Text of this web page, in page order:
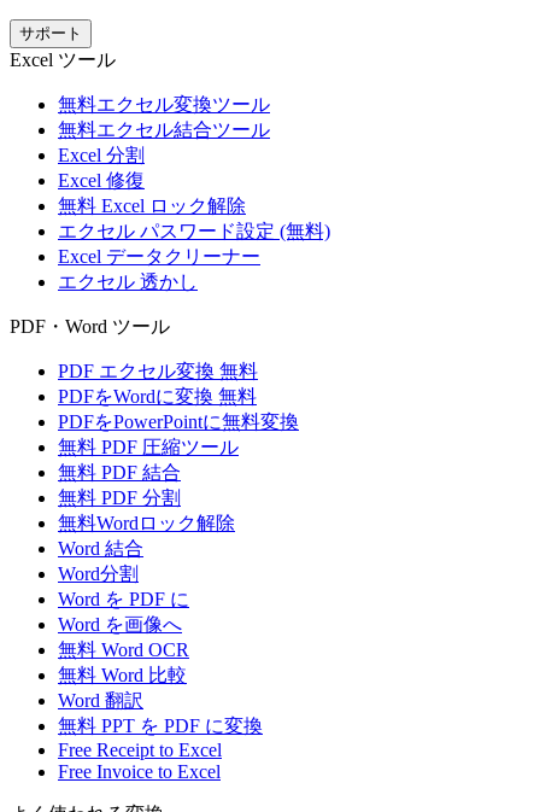
サポート
Excel ツール
無料エクセル変換ツール
無料エクセル結合ツール
Excel 分割
Excel 修復
無料 Excel ロック解除
エクセル パスワード設定 (無料)
Excel データクリーナー
エクセル 透かし
PDF・Word ツール
PDF エクセル変換 無料
PDFをWordに変換 無料
PDFをPowerPointに無料変換
無料 PDF 圧縮ツール
無料 PDF 結合
無料 PDF 分割
無料Wordロック解除
Word 結合
Word分割
Word を PDF に
Word を画像へ
無料 Word OCR
無料 Word 比較
Word 翻訳
無料 PPT を PDF に変換
Free Receipt to Excel
Free Invoice to Excel